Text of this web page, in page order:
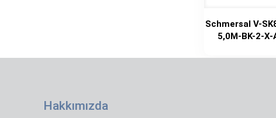
Schmersal V-
5,0M-BK-2-
Hakkımızda